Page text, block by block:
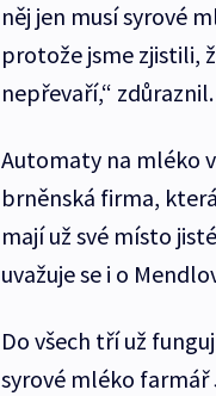
něj jen musí syrové
protože jsme zjistili,
nepřevaří,“ zdůraznil.
Automaty na mléko
brněnská firma,
mají už své místo
uvažuje se i o
Do všech tří už
syrové mléko farmář